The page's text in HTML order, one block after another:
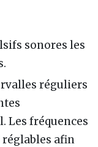
sonores les
réguliers
Les fréquences
afin